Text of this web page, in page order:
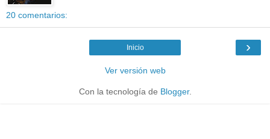
20 comentarios:
›
Inicio
Ver versión web
Con la tecnología de Blogger.